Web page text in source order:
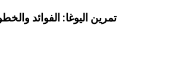
تمرين اليوغا: الفوائد